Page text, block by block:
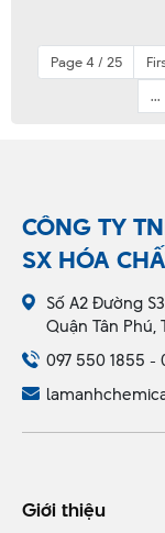
Page 4 / 25
...
CÔNG TY
SX HÓA
Số A2 Đường
Quận Tân Phú,
097 550 1855 -
Giới thiệu